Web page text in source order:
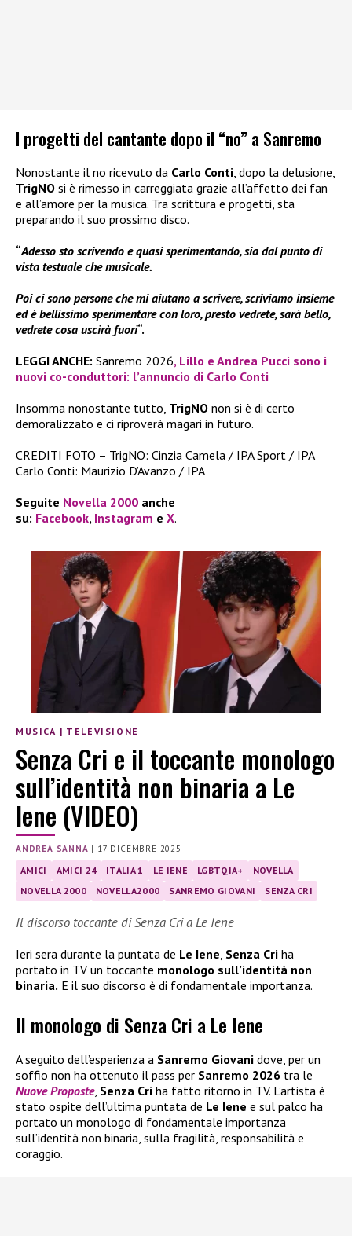
I progetti del cantante dopo il “no” a Sanremo
Nonostante il no ricevuto da Carlo Conti , dopo la delusione,
TrigNO si è rimesso in carreggiata grazie all’affetto dei fan
e all’amore per la musica. Tra scrittura e progetti, sta
preparando il suo prossimo disco.
“Adesso sto scrivendo e quasi sperimentando, sia dal punto di
vista testuale che musicale.
Poi ci sono persone che mi aiutano a scrivere, scriviamo insieme
ed è bellissimo sperimentare con loro, presto vedrete, sarà bello,
vedrete cosa uscirà fuori“.
LEGGI ANCHE: Sanremo 2026, Lillo e Andrea Pucci sono i
nuovi co-conduttori: l’annuncio di Carlo Conti
Insomma nonostante tutto, TrigNO non si è di certo
demoralizzato e ci riproverà magari in futuro.
CREDITI FOTO – TrigNO: Cinzia Camela / IPA Sport / IPA
Carlo Conti: Maurizio D’Avanzo / IPA
Seguite Novella 2000 anche
su: Facebook, Instagram e X.
MUSICA | TELEVISIONE
Senza Cri e il toccante monologo
sull’identità non binaria a Le
Iene (VIDEO)
ANDREA SANNA | 17 DICEMBRE 2025
AMICI AMICI 24 ITALIA 1 LE IENE LGBTQIA+
NOVELLA
NOVELLA 2000
NOVELLA2000 SANREMO GIOVANI SENZA CRI
Il discorso toccante di Senza Cri a Le Iene
Ieri sera durante la puntata de Le Iene Senza Cri ha
portato in TV un toccante monologo sull’identità non
binaria. E il suo discorso è di fondamentale importanza.
Il monologo di Senza Cri a Le Iene
A seguito dell’esperienza a Sanremo Giovani dove, per un
soffio non ha ottenuto il pass per Sanremo 2026 tra le
Nuove Proposte, Senza Cri ha fatto ritorno in TV. L’artista è
stato ospite dell’ultima puntata de Le Iene e sul palco ha
portato un monologo di fondamentale importanza
sull’identità non binaria, sulla fragilità, responsabilità e
coraggio.